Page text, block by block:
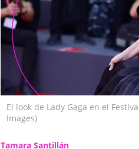
El look de Lady Gaga en el
Images)
Tamara Santillán